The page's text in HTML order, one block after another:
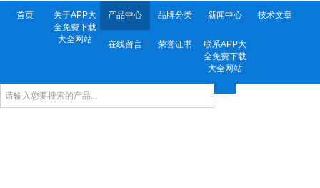
首页
关于APP大
全免费下载
大全网站
产品中心 品牌分类 新闻中心 技术文章
在线留言 荣誉证书
联系APP大
全免费下载
大全网站